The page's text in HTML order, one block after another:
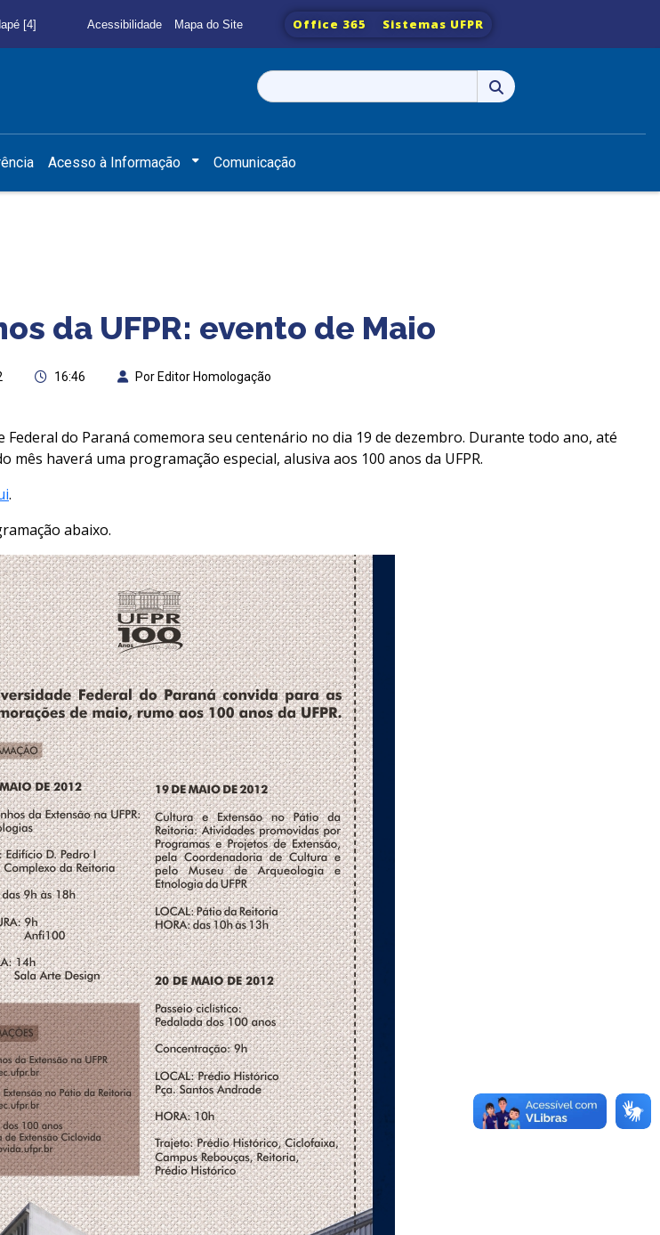
[4] Acessibilidade Mapa do Site Office 365 Sistemas UFPR
Pesquisar
por:
Acesso à Informação Comunicação
da UFPR: evento de Maio
16:46 Por Editor Homologação
Federal do Paraná comemora seu centenário no dia 19 de dezembro. Durante todo ano, até
mês haverá uma programação especial, alusiva aos 100 anos da UFPR.
.
abaixo.